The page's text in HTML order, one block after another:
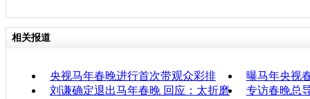
相关报道
央视马年春晚进行首次带观众彩排
曝马年央视
刘谦确定退出马年春晚 回应：太折磨
专访春晚总